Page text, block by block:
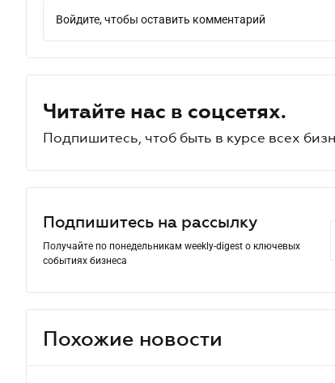
Войдите, чтобы оставить комментарий
Читайте нас в соцсетях.
Подпишитесь, чтоб быть в курсе всех
Подпишитесь на рассылку
Получайте по понедельникам weekly-digest о ключевых
событиях бизнеса
Похожие новости